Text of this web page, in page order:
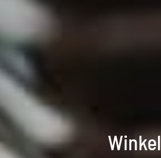
Winkel